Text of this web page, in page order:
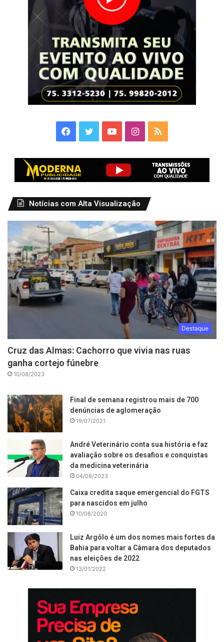
Facebook
TwitterYouTubeInstagram
RSS
Notícias com Alta Visualização
Destaque
Cruz das Almas: Cachorro que vivia nas ruas
ganha cortejo fúnebre
10/08/2023
Final de semana registrou mais de 700
denúncias de aglomeração
19/07/2021
André Veterinário conta sua história e faz
avaliação sobre os desafios e conquistas
da medicina veterinária
04/08/2023
Caixa credita saque emergencial do FGTS
para nascidos em julho
10/08/2020
Luiz Argôlo é um dos nomes mais fortes da
Bahia para voltar a Câmara dos deputados
nas eleições de 2022
13/01/2022